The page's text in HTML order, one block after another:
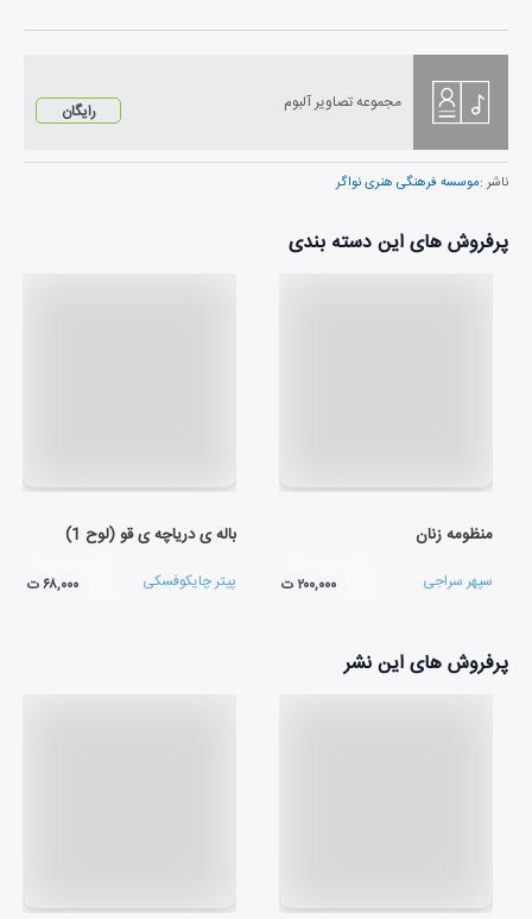
مجموعه تصاویر آلبوم رایگان
ناشر :موسسه فرهنگی هنری نواگر
پرفروش های این دسته بندی
منظومه زنان
سپهر سراجی ۲۰۰,۰۰۰ ت
باله ی دریاچه ی قو (لوح 1)
پیتر چایکوفسکی ۶۸,۰۰۰ ت
پرفروش های این نشر